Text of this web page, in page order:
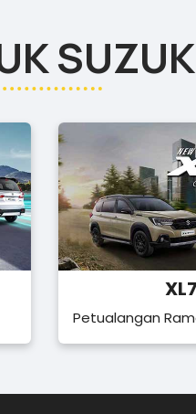
XL7
Petualangan